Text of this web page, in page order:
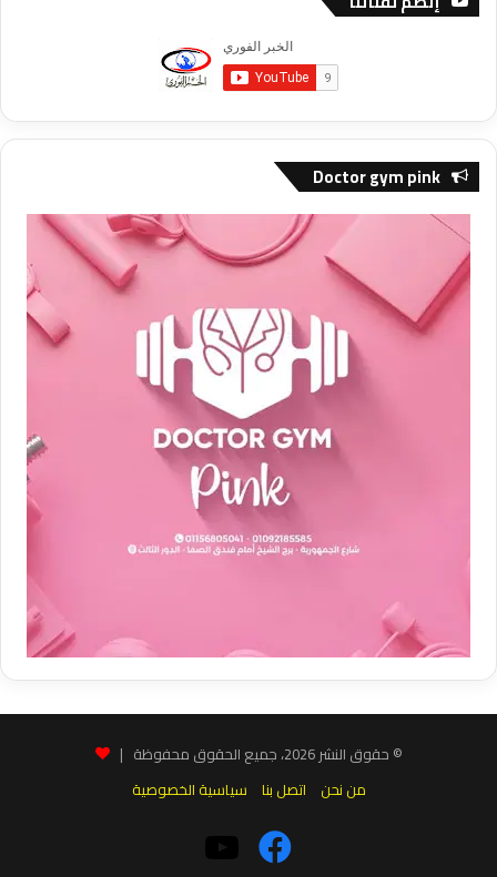
Doctor gym pink
© حقوق النشر 2026، جميع الحقوق محفوظة |
من نحن
اتصل بنا سياسية الخصوصية
فيسبوك